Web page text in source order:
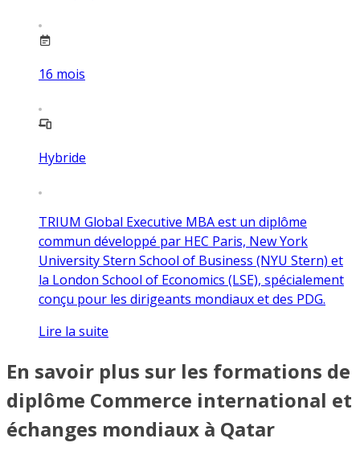
16 mois
Hybride
TRIUM Global Executive MBA est un diplôme
commun développé par HEC Paris, New York
University Stern School of Business (NYU Stern) et
la London School of Economics (LSE), spécialement
conçu pour les dirigeants mondiaux et des PDG.
Lire la suite
En savoir plus sur les formations de
diplôme Commerce international et
échanges mondiaux à Qatar